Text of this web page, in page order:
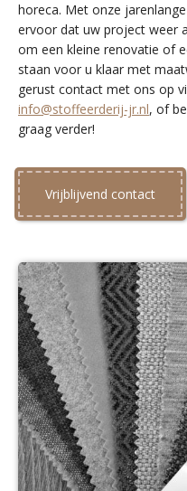
horeca. Met onze
ervoor dat uw project weer
om een kleine renovatie of
staan voor u klaar met
gerust contact met ons op
info@stoffeerderij-jr.nl, of
graag verder!
Vrijblijvend contact